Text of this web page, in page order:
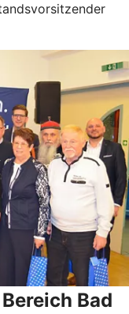
Bad